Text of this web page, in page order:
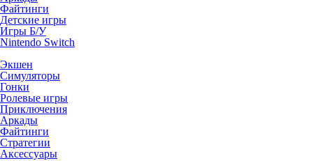
Файтинги
Детские игры
Игры Б/У
Nintendo Switch
Экшен
Симуляторы
Гонки
Ролевые игры
Приключения
Аркады
Файтинги
Стратегии
Аксессуары